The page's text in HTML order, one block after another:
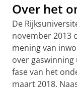
Over het
De
november 2013
mening van
over
fase van het
maart 2018.